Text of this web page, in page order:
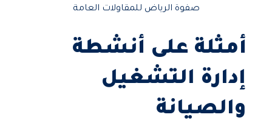
أمثلة على أنشطة
إدارة التشغيل
والصيانة